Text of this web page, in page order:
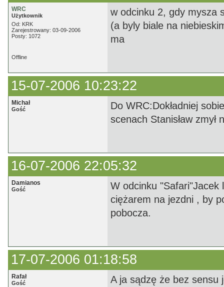
WRC
Użytkownik
Od: KRK
Zarejestrowany: 03-09-2006
Posty: 1072
w odcinku 2, gdy mysza
(a byly biale na
ma
Offline
15-07-2006 10:23:22
Michał
Gość
Do WRC:Dokładniej
scenach Stanisław zmył
16-07-2006 22:05:32
Damianos
Gość
W odcinku "Safari"Jacek
ciężarem na jezdni , by
pobocza.
17-07-2006 01:18:58
Rafał
Gość
A ja sądzę że bez sensu